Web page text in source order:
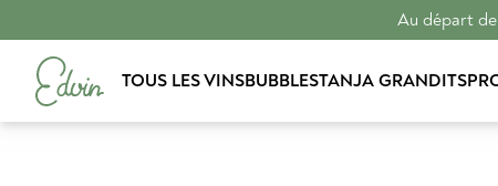
Au départ de
TOUS LES VINSBUBBLESTANJA GRANDITS